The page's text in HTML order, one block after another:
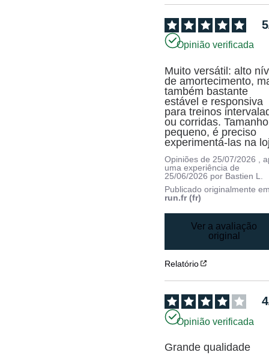
5
Opinião verificada
Muito versátil: alto
de amortecimento,
também bastante
estável e responsiva
para treinos
ou corridas. Tamanho
pequeno, é preciso
experimentá-las na
Opiniões de 25/07/2026
,
uma experiência de
25/06/2026 por Bastien L.
Publicado originalmente
run.fr (fr)
Ver a avaliação
original
Relatório
4
Opinião verificada
Grande qualidade